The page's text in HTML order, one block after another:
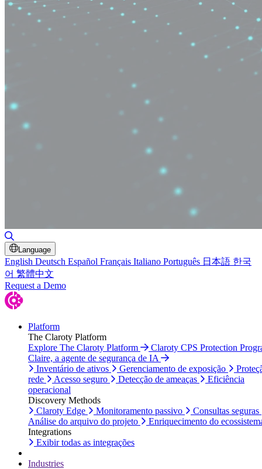
Language
English Deutsch Español Français Italiano Português 日本語 한국
어 繁體中文
Request a Demo
Platform
The Claroty Platform
Explore The Claroty Platform
Claroty CPS Protection
Claire, a agente de segurança de IA
Inventário de ativos
Gerenciamento de exposição
rede
Acesso seguro Detecção de ameaças
Eficiência
operacional
Discovery Methods
Claroty Edge
Monitoramento passivo
Consultas seguras
Análise do arquivo do projeto
Enriquecimento do
Integrations
Exibir todas as integrações
Industries